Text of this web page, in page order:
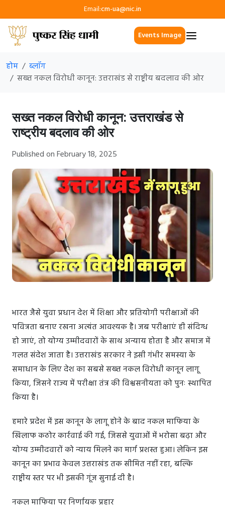
Email:cm-ua@nic.in
Events Image
होम
ब्लॉग
सख्त नकल विरोधी कानून: उत्तराखंड से राष्ट्रीय बदलाव की ओर
सख्त नकल विरोधी कानून: उत्तराखंड से
राष्ट्रीय बदलाव की ओर
Published on February 18, 2025
भारत जैसे युवा प्रधान देश में शिक्षा और प्रतियोगी परीक्षाओं की
पवित्रता बनाए रखना अत्यंत आवश्यक है। जब परीक्षाएं ही संदिग्ध
हो जाएं, तो योग्य उम्मीदवारों के साथ अन्याय होता है और समाज में
गलत संदेश जाता है। उत्तराखंड सरकार ने इसी गंभीर समस्या के
समाधान के लिए देश का सबसे सख्त नकल विरोधी कानून लागू
किया, जिसने राज्य में परीक्षा तंत्र की विश्वसनीयता को पुनः स्थापित
किया है।
हमारे प्रदेश में इस कानून के लागू होने के बाद नकल माफिया के
खिलाफ कठोर कार्रवाई की गई, जिससे युवाओं में भरोसा बढ़ा और
योग्य उम्मीदवारों को न्याय मिलने का मार्ग प्रशस्त हुआ। लेकिन इस
कानून का प्रभाव केवल उत्तराखंड तक सीमित नहीं रहा, बल्कि
राष्ट्रीय स्तर पर भी इसकी गूंज सुनाई दी है।
नकल माफिया पर निर्णायक प्रहार